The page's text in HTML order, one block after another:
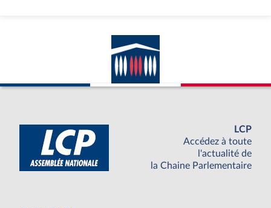
LCP
Accédez à toute
l'actualité de
la Chaine Parlementaire